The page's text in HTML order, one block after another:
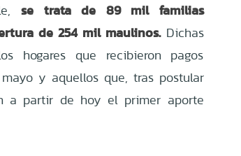
se trata de 89 mil familias
de 254 mil maulinos.Dichas
hogares que recibieron pagos
y aquellos que, tras postular
a partir de hoy el primer aporte